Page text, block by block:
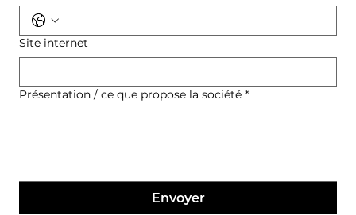
Site internet
Présentation / ce que propose la société *
Envoyer